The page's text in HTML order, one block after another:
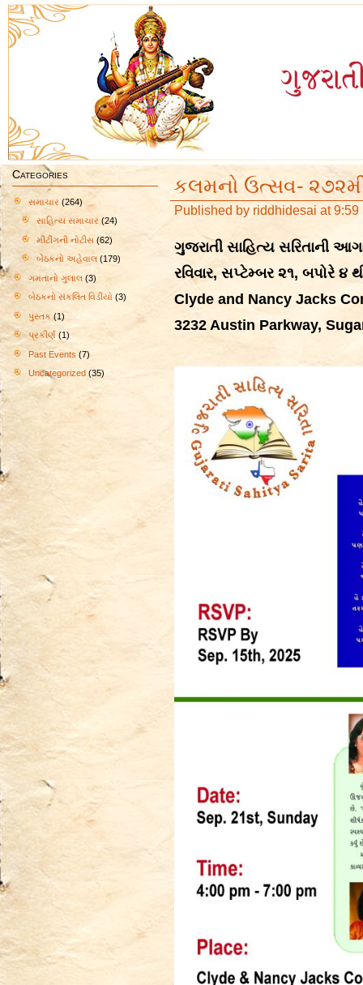
Categories
સમાચાર (264)
સાહિત્ય સમાચાર (24)
મીટીંગની નોટીસ (62)
બેઠકનો અહેવાલ (179)
ગમતાનો ગુલાલ (3)
બેઠકનો સંકલિત વિડીયો (3)
પુસ્તક (1)
પ્રકીર્ણ (1)
Past Events (7)
Uncategorized (35)
કલમનો ઉત્સવ-
Published by riddhidesai at
ગુજરાતી સાહિત્ય સરિતાની
રવિવાર, સપ્ટેમ્બર ૨૧, બપોરે ૪
Clyde and Nancy Jacks
3232 Austin Parkway,